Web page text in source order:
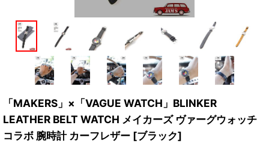
「MAKERS」×「VAGUE WATCH」BLINKER
LEATHER BELT WATCH メイカーズ ヴァーグウォッチ
コラボ 腕時計 カーフレザー [ブラック]